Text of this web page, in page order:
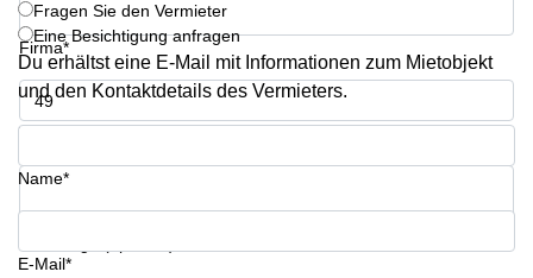
Firma*
Telefon*
Fragen Sie den Vermieter
Eine Besichtigung anfragen
Du erhältst eine E-Mail mit Informationen zum Mietobjekt
und den Kontaktdetails des Vermieters.
Name*
E-Mail*